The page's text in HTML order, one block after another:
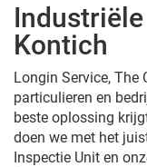
Kontich
Longin Service, The
particulieren en
beste oplossing
doen we met het
Inspectie Unit en